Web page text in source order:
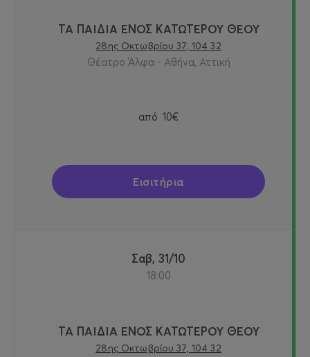
ΤΑ ΠΑΙΔΙΑ ΕΝΟΣ ΚΑΤΩΤΕΡΟΥ ΘΕΟΥ
28ης Οκτωβρίου 37, 104 32
Θέατρο Άλφα - Αθήνα, Αττική
από 10€
Εισιτήρια
Σαβ, 31/10
18:00
ΤΑ ΠΑΙΔΙΑ ΕΝΟΣ ΚΑΤΩΤΕΡΟΥ ΘΕΟΥ
28ης Οκτωβρίου 37, 104 32